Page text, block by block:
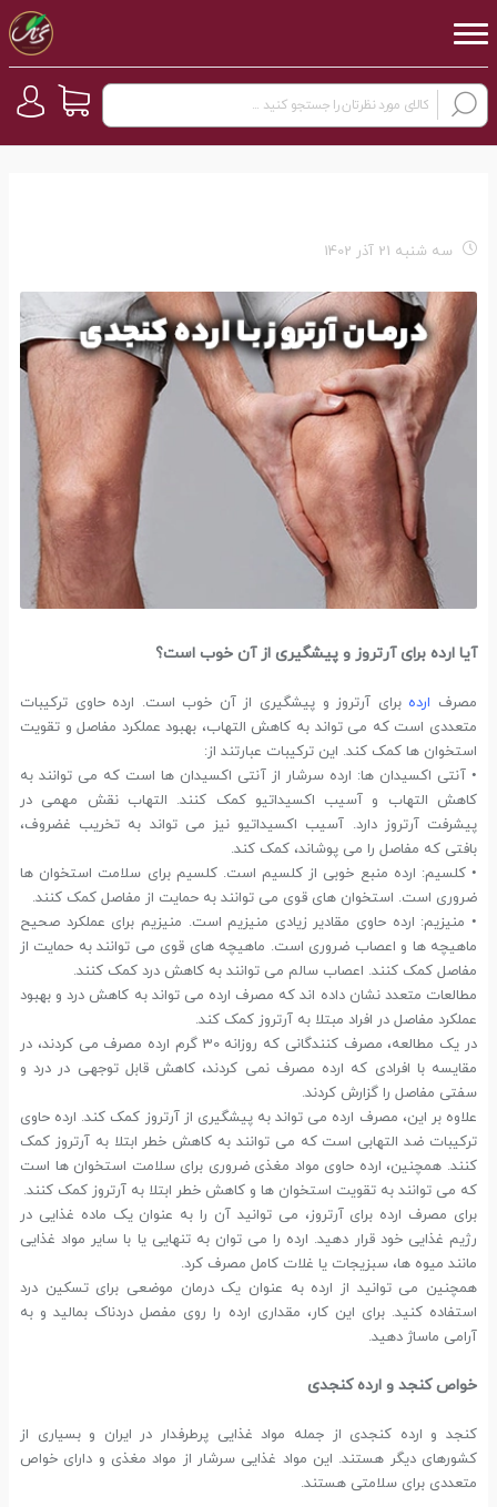
سه شنبه 21 آذر 1402
آیا ارده برای آرتروز و پیشگیری از آن خوب است؟
مصرف ارده برای آرتروز و پیشگیری از آن خوب است. ارده حاوی ترکیبات
متعددی است که می تواند به کاهش التهاب، بهبود عملکرد مفاصل و تقویت
استخوان ها کمک کند. این ترکیبات عبارتند از:
• آنتی اکسیدان ها: ارده سرشار از آنتی اکسیدان ها است که می توانند به
کاهش التهاب و آسیب اکسیداتیو کمک کنند. التهاب نقش مهمی در
پیشرفت آرتروز دارد. آسیب اکسیداتیو نیز می تواند به تخریب غضروف،
بافتی که مفاصل را می پوشاند، کمک کند.
• کلسیم: ارده منبع خوبی از کلسیم است. کلسیم برای سلامت استخوان ها
ضروری است. استخوان های قوی می توانند به حمایت از مفاصل کمک کنند.
• منیزیم: ارده حاوی مقادیر زیادی منیزیم است. منیزیم برای عملکرد صحیح
ماهیچه ها و اعصاب ضروری است. ماهیچه های قوی می توانند به حمایت از
مفاصل کمک کنند. اعصاب سالم می توانند به کاهش درد کمک کنند.
مطالعات متعدد نشان داده اند که مصرف ارده می تواند به کاهش درد و بهبود
عملکرد مفاصل در افراد مبتلا به آرتروز کمک کند.
در یک مطالعه، مصرف کنندگانی که روزانه 30 گرم ارده مصرف می کردند، در
مقایسه با افرادی که ارده مصرف نمی کردند، کاهش قابل توجهی در درد و
سفتی مفاصل را گزارش کردند.
علاوه بر این، مصرف ارده می تواند به پیشگیری از آرتروز کمک کند. ارده حاوی
ترکیبات ضد التهابی است که می توانند به کاهش خطر ابتلا به آرتروز کمک
کنند. همچنین، ارده حاوی مواد مغذی ضروری برای سلامت استخوان ها است
که می توانند به تقویت استخوان ها و کاهش خطر ابتلا به آرتروز کمک کنند.
برای مصرف ارده برای آرتروز، می توانید آن را به عنوان یک ماده غذایی در
رژیم غذایی خود قرار دهید. ارده را می توان به تنهایی یا با سایر مواد غذایی
مانند میوه ها، سبزیجات یا غلات کامل مصرف کرد.
همچنین می توانید از ارده به عنوان یک درمان موضعی برای تسکین درد
استفاده کنید. برای این کار، مقداری ارده را روی مفصل دردناک بمالید و به
آرامی ماساژ دهید.
خواص کنجد و ارده کنجدی
کنجد و ارده کنجدی از جمله مواد غذایی پرطرفدار در ایران و بسیاری از
کشورهای دیگر هستند. این مواد غذایی سرشار از مواد مغذی و دارای خواص
متعددی برای سلامتی هستند.